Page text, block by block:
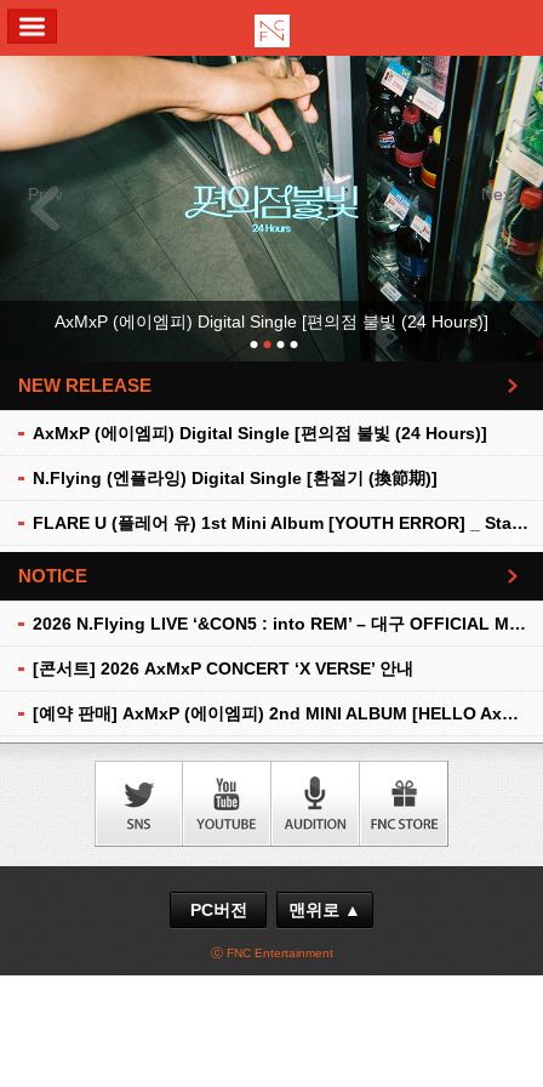
Previous Next
AxMxP (에이엠피) Digital Single [편의점 불빛 (24 Hours)]
NEW RELEASE
AxMxP (에이엠피) Digital Single [편의점 불빛 (24 Hours)]
N.Flying (엔플라잉) Digital Single [환절기 (換節期)]
FLARE U (플레어 유) 1st Mini Album [YOUTH ERROR] _ Stationery Kit Ver.
더보기
NOTICE
2026 N.Flying LIVE ‘&CON5 : into REM’ – 대구 OFFICIAL MD 현장 판매 안내
[콘서트] 2026 AxMxP CONCERT ‘X VERSE’ 안내
[예약 판매] AxMxP (에이엠피) 2nd MINI ALBUM [HELLO AxMxP] 예약 판매 안내
더보기
PC버전 맨위로 ▲
ⓒ FNC Entertainment